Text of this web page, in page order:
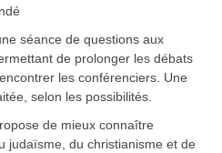
séance de questions aux
de prolonger les débats
les conférenciers. Une
selon les possibilités.
de mieux connaître
judaïsme, du christianisme et de